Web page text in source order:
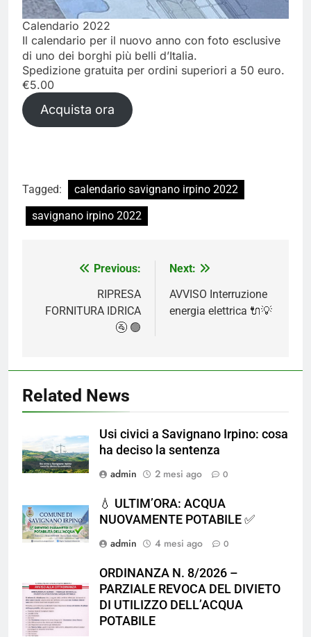
Calendario 2022
Il calendario per il nuovo anno con foto esclusive
di uno dei borghi più belli d’Italia.
Spedizione gratuita per ordini superiori a 50 euro.
€5.00
Acquista ora
Tagged:
calendario savignano irpino 2022
savignano irpino 2022
NavigazionePrevious:
RIPRESA
FORNITURA IDRICA
🚰 🟢
Next:
AVVISO Interruzione
energia elettrica 🔌💡
Related News
Usi civici a Savignano Irpino: cosa
ha deciso la sentenza
admin
2 mesi ago 0
💧 ULTIM’ORA: ACQUA
NUOVAMENTE POTABILE ✅
admin
4 mesi ago 0
ORDINANZA N. 8/2026 –
PARZIALE REVOCA DEL DIVIETO
DI UTILIZZO DELL’ACQUA
POTABILE